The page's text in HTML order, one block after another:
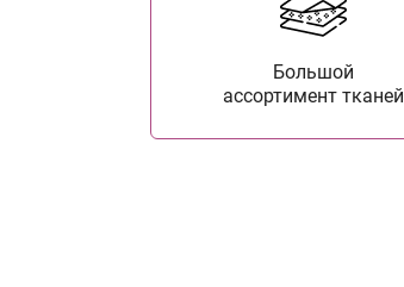
Большой
ассортимент тканей